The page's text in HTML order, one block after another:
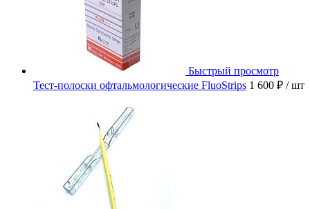
Быстрый просмотр
Тест-полоски офтальмологические FluoStrips 1 600 ₽ / шт